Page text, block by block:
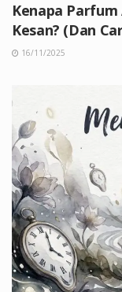
Kenapa
Kesan? (Dan
16/11/2025